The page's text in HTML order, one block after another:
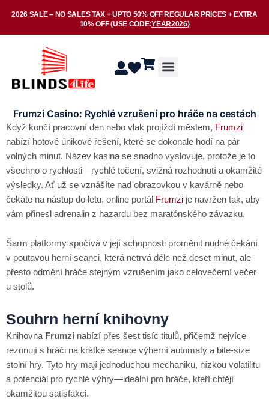
content
2026 SALE – NO SALES TAX + UPTO 50% OFFREGULAR PRICES + EXTRA
10% OFF(USE CODE:YEAR2026)
Menu
Frumzi Casino: Rychlé vzrušení pro hráče na cestách
Když končí pracovní den nebo vlak projíždí městem, Frumzi
nabízí hotové únikové řešení, které se dokonale hodí na pár
volných minut. Název kasina se snadno vyslovuje, protože je to
všechno o rychlosti—rychlé točení, svižná rozhodnutí a okamžité
výsledky. Ať už se vznášíte nad obrazovkou v kavárně nebo
čekáte na nástup do letu, online portál Frumzi je navržen tak, aby
vám přinesl adrenalin z hazardu bez maratónského závazku.
Šarm platformy spočívá v její schopnosti proměnit nudné čekání
v poutavou herní seanci, která netrvá déle než deset minut, ale
přesto odmění hráče stejným vzrušením jako celovečerní večer
u stolů.
Souhrn herní knihovny
Knihovna Frumzi nabízí přes šest tisíc titulů, přičemž nejvíce
rezonují s hráči na krátké seance výherní automaty a bite-size
stolní hry. Tyto hry mají jednoduchou mechaniku, nízkou volatilitu
a potenciál pro rychlé výhry—ideální pro hráče, kteří chtějí
okamžitou satisfakci.